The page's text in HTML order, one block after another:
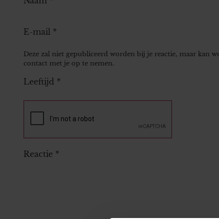
E-mail *
Deze zal niet gepubliceerd worden bij je reactie, maar kan
contact met je op te nemen.
Leeftijd *
Reactie *